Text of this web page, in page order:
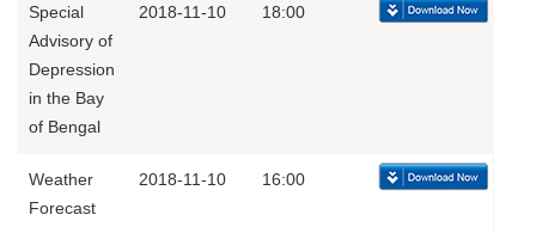
Special
Advisory of
Depression
in the Bay
of Bengal
2018-11-10 18:00
Weather
Forecast
2018-11-10 16:00